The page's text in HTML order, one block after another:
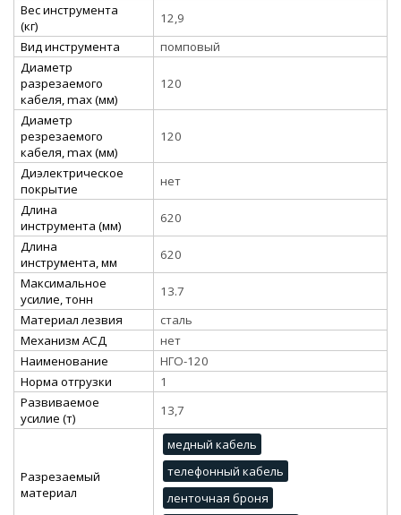
Вес инструмента
(кг)
12,9
Вид инструмента
помповый
Диаметр
разрезаемого
кабеля, max (мм)
120
Диаметр
резрезаемого
кабеля, max (мм)
120
Диэлектрическое
покрытие
нет
Длина
инструмента (мм)
620
Длина
инструмента, мм
620
Максимальное
усилие, тонн
13.7
Материал лезвия
сталь
Механизм АСД
нет
Наименование
НГО-120
Норма отгрузки
1
Развиваемое
усилие (т)
13,7
Разрезаемый
материал
медный кабель
телефонный кабель
ленточная броня